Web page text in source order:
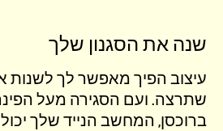
שנה את הסגנון שלך
עיצוב הפיך מאפשר לך לשנות
שתרצה. ועם הסגירה מעל
ברוכסן, המחשב הנייד שלך